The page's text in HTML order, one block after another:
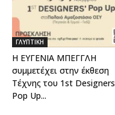
ΓΛΥΠΤΙΚΗ
Η ΕΥΓΕΝΙΑ ΜΠΕΓΓΛΗ
συμμετέχει στην έκθεση
Τέχνης του 1st Designers
Pop Up...